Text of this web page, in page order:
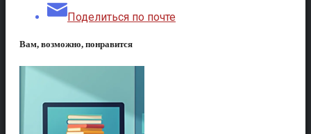
Поделиться по почте
Вам, возможно, понравится